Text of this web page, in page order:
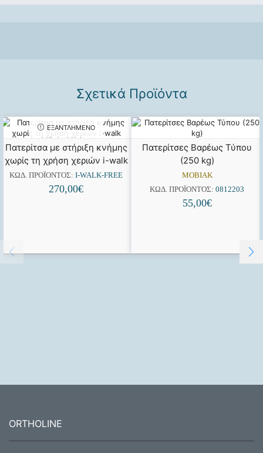
Σχετικά Προϊόντα
ΕΞΑΝΤΛΗΜΈΝΟ
Πατερίτσα με στήριξη κνήμης
χωρίς τη χρήση χεριών i-walk
ΚΩΔ. ΠΡΟΪΌΝΤΟΣ: I-WALK-FREE
270,00€
Πατερίτσες Βαρέως Τύπου
(250 kg)
MOBIAK
ΚΩΔ. ΠΡΟΪΌΝΤΟΣ: 0812203
55,00€
ORTHOLINE